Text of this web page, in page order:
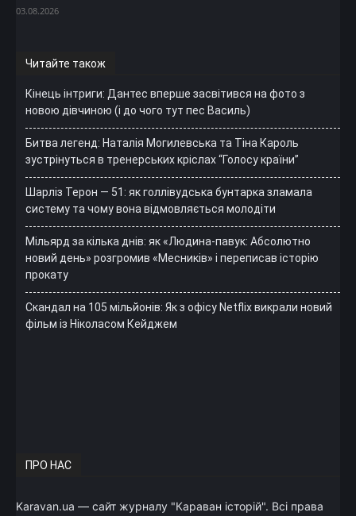
03.08.2026
Читайте також
Кінець інтриги: Дантес вперше засвітився на фото з
новою дівчиною (і до чого тут пес Василь)
Битва легенд: Наталія Могилевська та Тіна Кароль
зустрінуться в тренерських кріслах “Голосу країни”
Шарліз Терон — 51: як голлівудська бунтарка зламала
систему та чому вона відмовляється молодіти
Мільярд за кілька днів: як «Людина-павук: Абсолютно
новий день» розгромив «Месників» і переписав історію
прокату
Скандал на 105 мільйонів: Як з офісу Netflix викрали новий
фільм із Ніколасом Кейджем
ПРО НАС
Karavan.ua — сайт журналу "Караван історій". Всі права